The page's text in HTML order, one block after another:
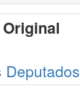
Deputados